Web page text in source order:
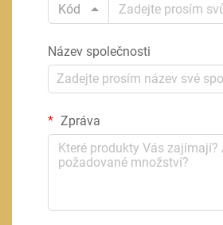
Kód
Název společnosti
Zpráva